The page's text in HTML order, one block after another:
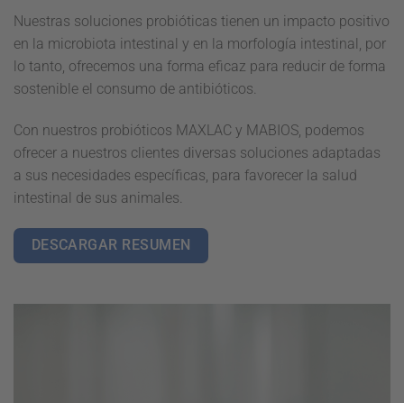
Nuestras soluciones probióticas tienen un impacto positivo
en la microbiota intestinal y en la morfología intestinal, por
lo tanto, ofrecemos una forma eficaz para reducir de forma
sostenible el consumo de antibióticos.
Con nuestros probióticos MAXLAC y MABIOS, podemos
ofrecer a nuestros clientes diversas soluciones adaptadas
a sus necesidades específicas, para favorecer la salud
intestinal de sus animales.
DESCARGAR RESUMEN